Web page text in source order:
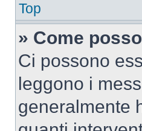
Top
» Come
Ci possono
leggono i
generalmente